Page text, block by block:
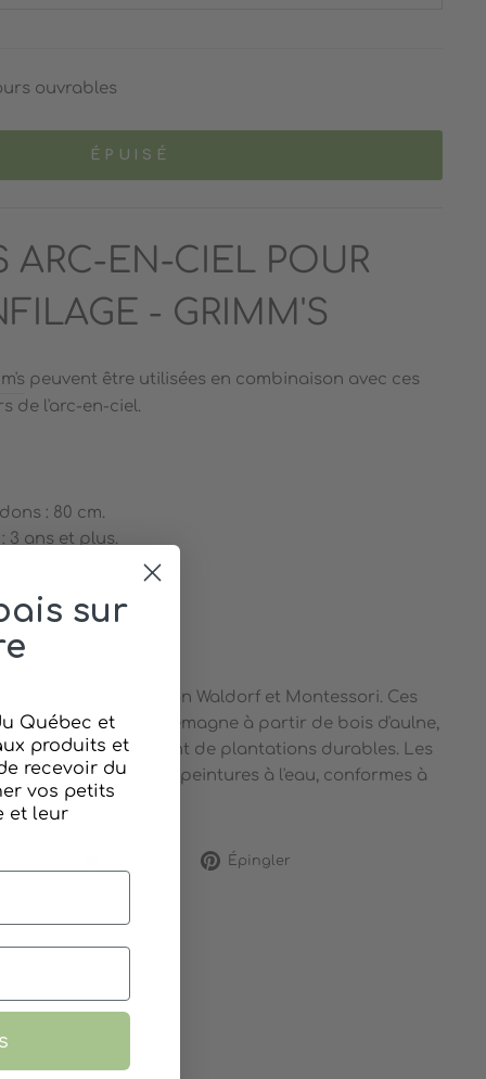
ouvrables
ÉPUISÉ
ARC-EN-CIEL POUR
- GRIMM'S
peuvent être utilisées en combinaison avec ces
de l'arc-en-ciel.
: 80 cm.
3 ans et plus.
sont d'inspiration Waldorf et Montessori. Ces
sont conçus en Allemagne à partir de bois d'aulne,
merisier qui provient de plantations durables. Les
car ce sont des peintures à l'eau, conformes à
TweeterÉpingler
sur
Québec et
produits et
recevoir du
vos petits
et leur